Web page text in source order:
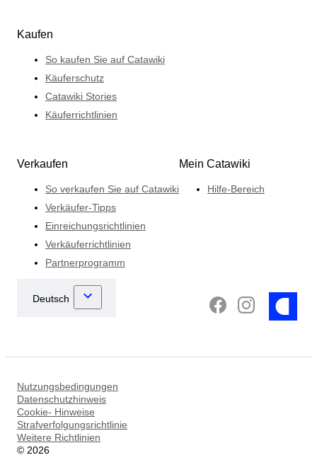
Kaufen
So kaufen Sie auf Catawiki
Käuferschutz
Catawiki Stories
Käuferrichtlinien
Verkaufen
So verkaufen Sie auf Catawiki
Verkäufer-Tipps
Einreichungsrichtlinien
Verkäuferrichtlinien
Partnerprogramm
Mein Catawiki
Hilfe-Bereich
Nutzungsbedingungen
Datenschutzhinweis
Cookie- Hinweise
Strafverfolgungsrichtlinie
Weitere Richtlinien
© 2026